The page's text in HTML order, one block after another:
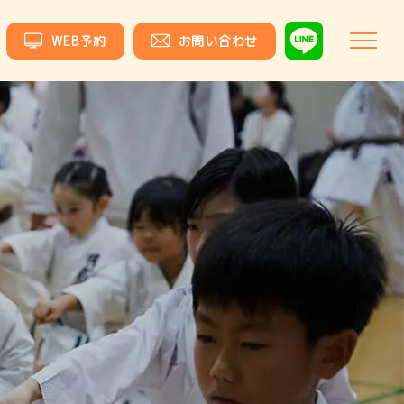
WEB予約 お問い合わせ
ホーム
松濤明武会について
講師紹介
体験・⼊会のご案内
教室⼀覧
よくある質問